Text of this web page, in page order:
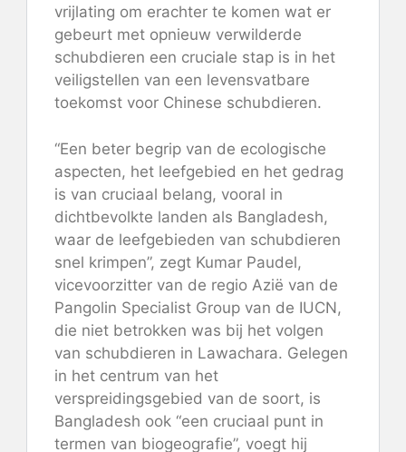
vrijlating om erachter te komen wat er
gebeurt met opnieuw verwilderde
schubdieren een cruciale stap is in het
veiligstellen van een levensvatbare
toekomst voor Chinese schubdieren.
“Een beter begrip van de ecologische
aspecten, het leefgebied en het gedrag
is van cruciaal belang, vooral in
dichtbevolkte landen als Bangladesh,
waar de leefgebieden van schubdieren
snel krimpen”, zegt Kumar Paudel,
vicevoorzitter van de regio Azië van de
Pangolin Specialist Group van de IUCN,
die niet betrokken was bij het volgen
van schubdieren in Lawachara. Gelegen
in het centrum van het
verspreidingsgebied van de soort, is
Bangladesh ook “een cruciaal punt in
termen van biogeografie”, voegt hij